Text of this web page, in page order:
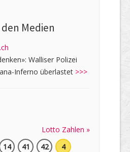
Medien
Walliser Polizei
Inferno überlastet >>>
Lotto Zahlen »
14 41 42 4